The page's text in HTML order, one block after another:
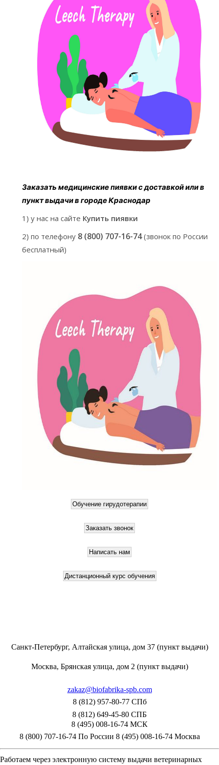
Заказать медицинские пиявки с доставкой или в
пункт выдачи в городе Краснодар
1) у нас на сайте Купить пиявки
2) по телефону 8 (800) 707-16-74 (звонок по России
бесплатный)
Санкт-Петербург, Алтайская улица, дом 37 (пункт выдачи)
Москва, Брянская улица, дом 2 (пункт выдачи)
zakaz@biofabrika-spb.com
8 (812) 957-80-77 СПб
8 (812) 649-45-80 СПБ
8 (495) 008-16-74 МСК
8 (800) 707-16-74 По России 8 (495) 008-16-74 Москва
Работаем через электронную систему выдачи ветеринарных